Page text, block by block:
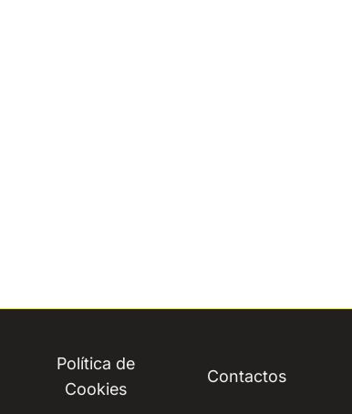
Política de
Cookies
Contactos